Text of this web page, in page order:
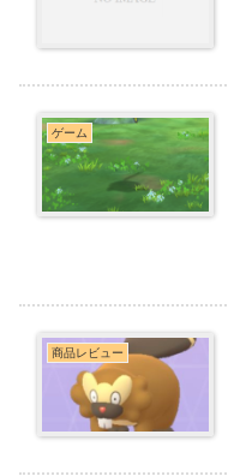
ゲーム
商品レビュー